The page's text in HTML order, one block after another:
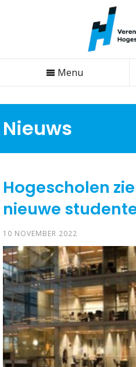
Menu
Nieuws
Hogescholen
nieuwe
10 NOVEMBER 2022